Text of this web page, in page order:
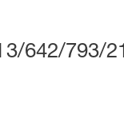
3/642/793/21